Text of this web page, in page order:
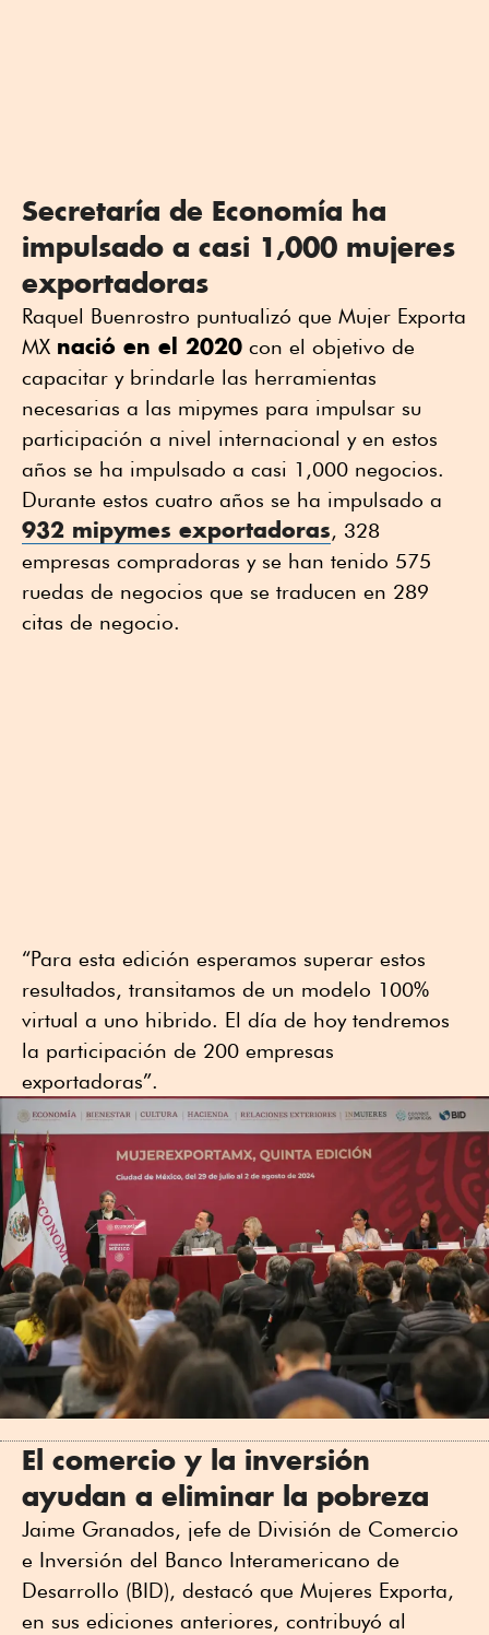
Secretaría de Economía ha
impulsado a casi 1,000 mujeres
exportadoras
Raquel Buenrostro puntualizó que Mujer Exporta
MX nació en el 2020 con el objetivo de
capacitar y brindarle las herramientas
necesarias a las mipymes para impulsar su
participación a nivel internacional y en estos
años se ha impulsado a casi 1,000 negocios.
Durante estos cuatro años se ha impulsado a
932 mipymes exportadoras, 328
empresas compradoras y se han tenido 575
ruedas de negocios que se traducen en 289
citas de negocio.
“Para esta edición esperamos superar estos
resultados, transitamos de un modelo 100%
virtual a uno hibrido. El día de hoy tendremos
la participación de 200 empresas
exportadoras”.
El comercio y la inversión
ayudan a eliminar la pobreza
Jaime Granados, jefe de División de Comercio
e Inversión del Banco Interamericano de
Desarrollo (BID), destacó que Mujeres Exporta,
en sus ediciones anteriores, contribuyó al